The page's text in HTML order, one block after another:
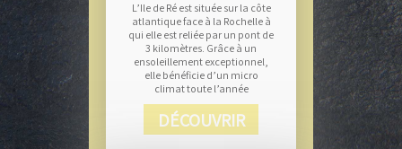
L’Ile de Ré est située sur la côte
atlantique face à la Rochelle à
qui elle est reliée par un pont de
3 kilomètres. Grâce à un
ensoleillement exceptionnel,
elle bénéficie d’un micro
climat toute l’année
DÉCOUVRIR